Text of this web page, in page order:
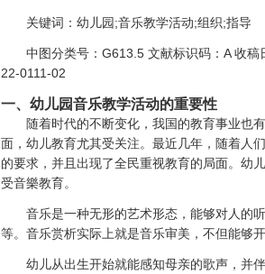
关键词：幼儿园;音乐教学活动;组织;指导
中图分类号：G613.5 文献标识码：A 收
22-0111-02
一、幼儿园音乐教学活动的重要性
随着时代的不断变化，我国的教育事业也
面，幼儿教育尤其受关注。最近几年，随着人
的要求，并且出现了全民重视教育的局面。幼
受音樂教育。
音乐是一种无形的艺术形态，能够对人的
等。音乐赏析实际上就是音乐审美，不但能够
幼儿从出生开始就能感知母亲的歌声，并